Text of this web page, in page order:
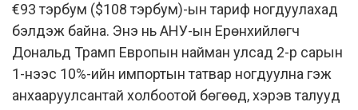
€93 тэрбум ($108 тэрбум)-ын тариф ногдуулахад
бэлдэж байна. Энэ нь АНУ-ын Ерөнхийлөгч
Дональд Трамп Европын найман улсад 2-р сарын
1-нээс 10%-ийн импортын татвар ногдуулна гэж
анхааруулсантай холбоотой бөгөөд, хэрэв талууд